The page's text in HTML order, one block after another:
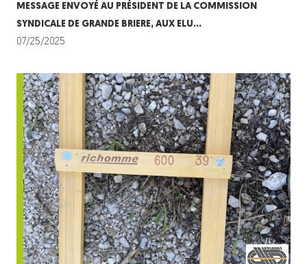
MESSAGE ENVOYÉ AU PRÉSIDENT DE LA COMMISSION
SYNDICALE DE GRANDE BRIERE, AUX ELU…
07/25/2025